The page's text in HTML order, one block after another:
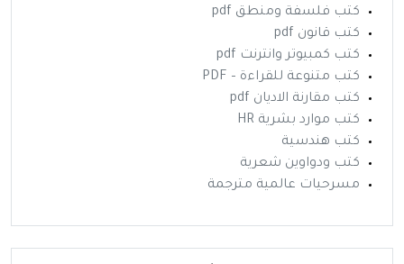
كتب فلسفة ومنطق pdf
كتب قانون pdf
كتب كمبيوتر وانترنت pdf
كتب متنوعة للقراءة – PDF
كتب مقارنة الاديان pdf
كتب موارد بشرية HR
كتب هندسية
كتب ودواوين شعرية
مسرحيات عالمية مترجمة